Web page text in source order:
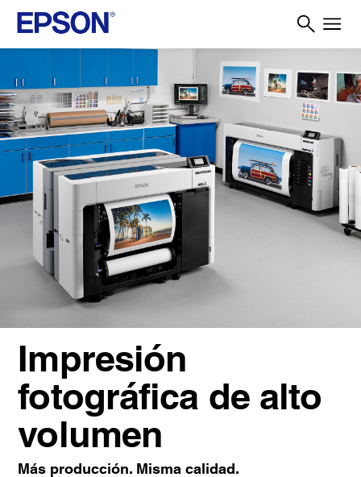
Impresión
fotográfica de alto
volumen
Más producción. Misma calidad.